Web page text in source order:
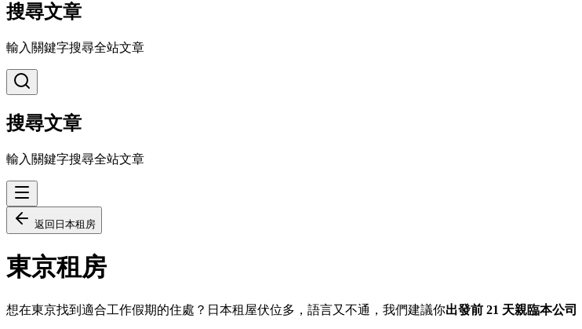
搜尋文章
輸入關鍵字搜尋全站文章
搜尋文章
輸入關鍵字搜尋全站文章
返回日本租房
東京租房
想在東京找到適合工作假期的住處？日本租屋伏位多，語言又不通，我們建議你出發前 21 天親臨本公司